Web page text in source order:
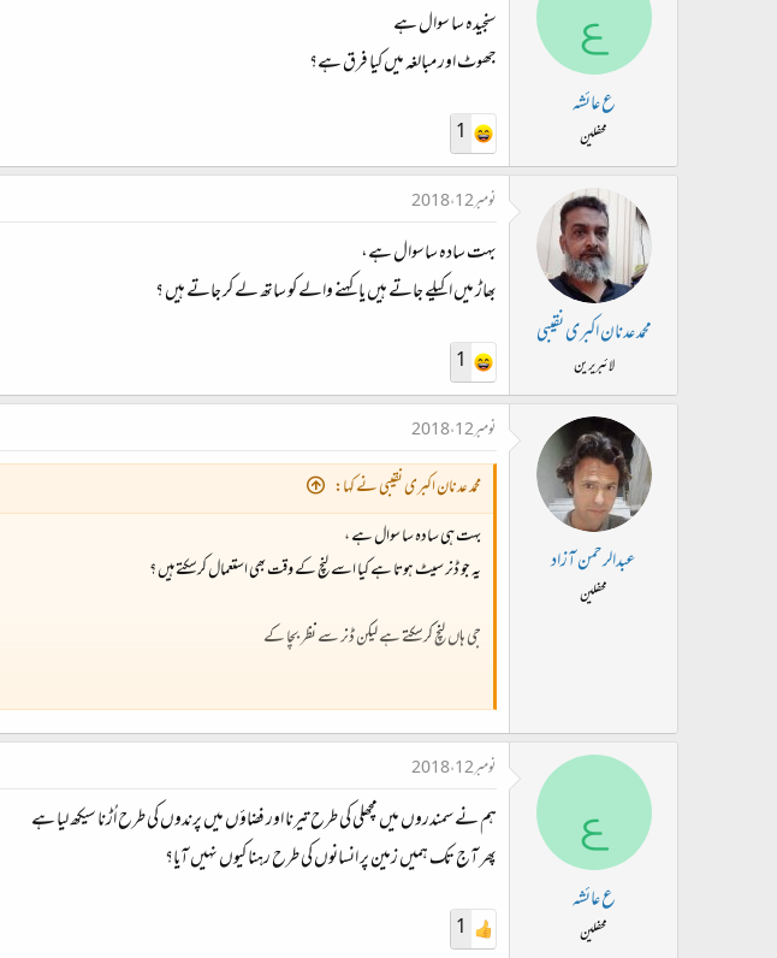
ع
ع عائشہ
محفلین
سنجیدہ سا سوال ہے
جھوٹ اور مبالغہ میں کیا فرق ہے؟
1
محمد عدنان اکبری نقیبی
لائبریرین
نومبر 12، 2018
بہت سادہ ساسوال ہے،
بھاڑ میں اکیلے جاتے ہیں یا کہنے والے کو ساتھ لے کر جاتے ہیں ؟
1
عبدالرحمن آزاد
محفلین
نومبر 12، 2018
محمد عدنان اکبری نقیبی نے کہا:
‏بہت ہی سادہ سا سوال ہے ،
یہ جو ڈنر سیٹ ہوتا ہے کیا اسے لنچ کے وقت بھی استعمال کرسکتے ہیں ؟
جی ہاں لنچ کرسکتے ہے لیکن ڈنر سے نظر بچا کے
ع
ع عائشہ
محفلین
نومبر 12، 2018
ہم نے سمندروں میں مچھلی کی طرح تیرنا اور فضاؤں میں پرندوں کی طرح اُڑنا سیکھ لیا ہے
پھر آج تک ہمیں زمین پر انسانوں کی طرح رہنا کیوں نہیں آیا؟
1